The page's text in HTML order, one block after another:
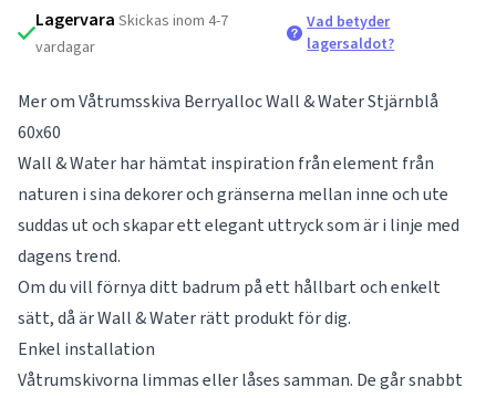
Lagervara Skickas inom 4-7
vardagar
Vad betyder
lagersaldot?
Mer om Våtrumsskiva Berryalloc Wall & Water Stjärnblå
60x60
Wall & Water har hämtat inspiration från element från
naturen i sina dekorer och gränserna mellan inne och ute
suddas ut och skapar ett elegant uttryck som är i linje med
dagens trend.
Om du vill förnya ditt badrum på ett hållbart och enkelt
sätt, då är Wall & Water rätt produkt för dig.
Enkel installation
Våtrumskivorna limmas eller låses samman. De går snabbt